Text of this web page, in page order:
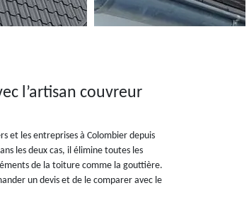
l’artisan couvreur
et les entreprises à Colombier depuis
les deux cas, il élimine toutes les
de la toiture comme la gouttière.
un devis et de le comparer avec le